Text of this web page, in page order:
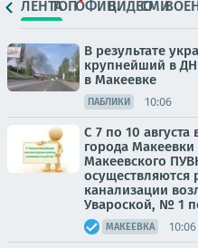
ЛЕНТАТОПОФИЦ.ВИДЕОСМИ
В результате
крупнейший в
в Макеевке
ПАБЛИКИ 10:06
С 7 по 10
города
Макеевского
осуществляются
канализации
Увароской, № 1
МАКЕЕВКА 10:06